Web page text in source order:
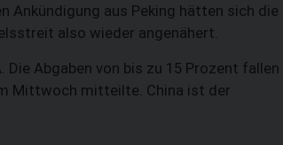
Ankündigung aus Peking hätten sich die
also wieder angenähert.
Abgaben von bis zu 15 Prozent fallen
Mittwoch mitteilte. China ist der
SUCHEN